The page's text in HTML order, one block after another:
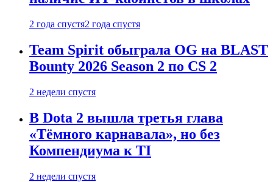
2 года спустя2 года спустя
Team Spirit обыграла OG на BLAST
Bounty 2026 Season 2 по CS 2
2 недели спустя
В Dota 2 вышла третья глава
«Тёмного карнавала», но без
Компендиума к TI
2 недели спустя